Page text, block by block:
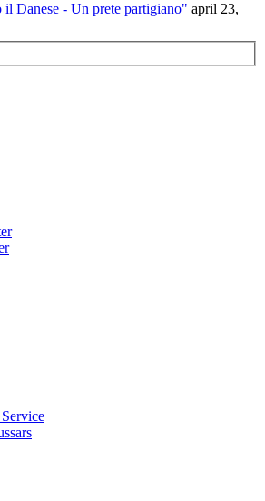
il Danese - Un prete partigiano" april 23,